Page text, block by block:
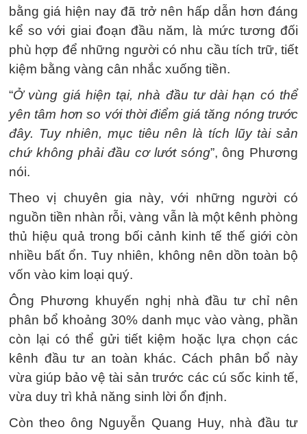
bằng giá hiện nay đã trở nên hấp dẫn hơn đáng
kể so với giai đoạn đầu năm, là mức tương đối
phù hợp để những người có nhu cầu tích trữ, tiết
kiệm bằng vàng cân nhắc xuống tiền.
“Ở vùng giá hiện tại, nhà đầu tư dài hạn có thể
yên tâm hơn so với thời điểm giá tăng nóng trước
đây. Tuy nhiên, mục tiêu nên là tích lũy tài sản
chứ không phải đầu cơ lướt sóng”, ông Phương
nói.
Theo vị chuyên gia này, với những người có
nguồn tiền nhàn rỗi, vàng vẫn là một kênh phòng
thủ hiệu quả trong bối cảnh kinh tế thế giới còn
nhiều bất ổn. Tuy nhiên, không nên dồn toàn bộ
vốn vào kim loại quý.
Ông Phương khuyến nghị nhà đầu tư chỉ nên
phân bổ khoảng 30% danh mục vào vàng, phần
còn lại có thể gửi tiết kiệm hoặc lựa chọn các
kênh đầu tư an toàn khác. Cách phân bổ này
vừa giúp bảo vệ tài sản trước các cú sốc kinh tế,
vừa duy trì khả năng sinh lời ổn định.
Còn theo ông Nguyễn Quang Huy, nhà đầu tư